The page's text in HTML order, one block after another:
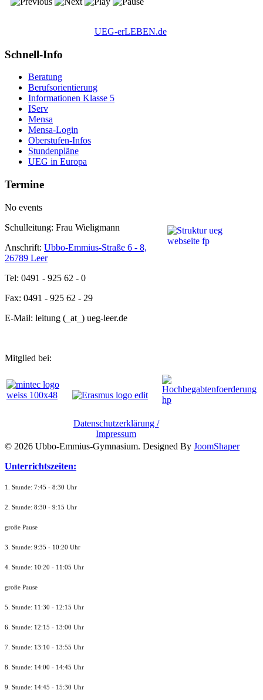
UEG-erLEBEN.de
Schnell-Info
Beratung
Berufsorientierung
Informationen Klasse 5
IServ
Mensa
Mensa-Login
Oberstufen-Infos
Stundenpläne
UEG in Europa
Termine
No events
Schulleitung: Frau Wieligmann
Anschrift: Ubbo-Emmius-Straße 6 - 8,
26789 Leer
Tel: 0491 - 925 62 - 0
Fax: 0491 - 925 62 - 29
E-Mail: leitung (_at_) ueg-leer.de
Mitglied bei:
Datenschutzerklärung /
Impressum
© 2026 Ubbo-Emmius-Gymnasium. Designed By JoomShaper
Unterrichtszeiten:
1. Stunde: 7:45 - 8:30 Uhr
2. Stunde: 8:30 - 9:15 Uhr
große Pause
3. Stunde: 9:35 - 10:20 Uhr
4. Stunde: 10:20 - 11:05 Uhr
große Pause
5. Stunde: 11:30 - 12:15 Uhr
6. Stunde: 12:15 - 13:00 Uhr
7. Stunde: 13:10 - 13:55 Uhr
8. Stunde: 14:00 - 14:45 Uhr
9. Stunde: 14:45 - 15:30 Uhr